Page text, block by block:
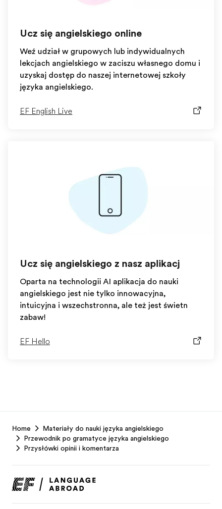
Ucz się angielskiego online
Weź udział w grupowych lub indywidualnych
lekcjach angielskiego w zaciszu własnego domu i
uzyskaj dostęp do naszej internetowej szkoły
języka angielskiego.
EF English Live
Ucz się angielskiego z naszą aplikacją
Oparta na technologii AI aplikacja do nauki
angielskiego jest nie tylko innowacyjna,
intuicyjna i wszechstronna, ale też jest świetną
zabawą!
EF Hello
Footer
Home
Materiały do nauki języka angielskiego
Przewodnik po gramatyce języka angielskiego
Przysłówki opinii i komentarza